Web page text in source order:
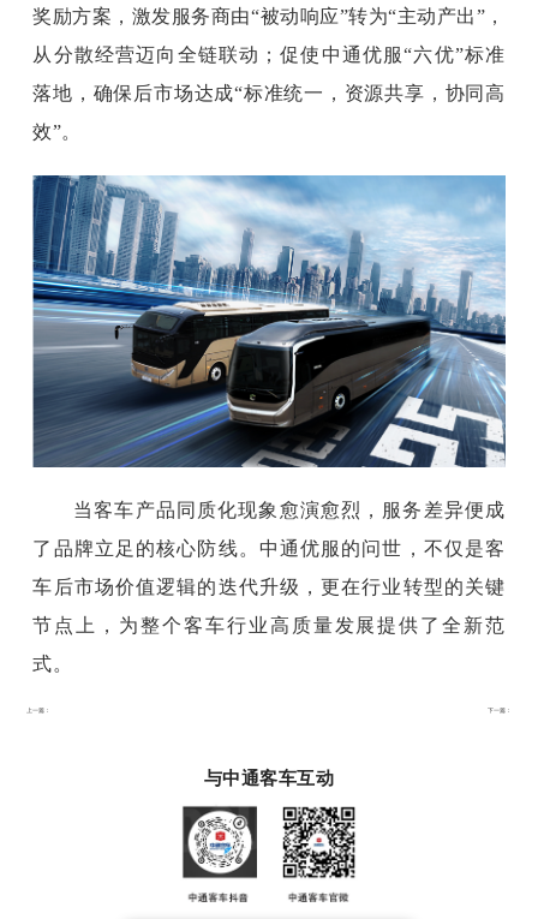
奖励方案，激发服务商由“被动响应”转为“主动产出”，
从分散经营迈向全链联动；促使中通优服“六优”标准
落地，确保后市场达成“标准统一，资源共享，协同高
效”。
当客车产品同质化现象愈演愈烈，服务差异便成
了品牌立足的核心防线。中通优服的问世，不仅是客
车后市场价值逻辑的迭代升级，更在行业转型的关键
节点上，为整个客车行业高质量发展提供了全新范
式。
上一篇： 下一篇：
与中通客车互动